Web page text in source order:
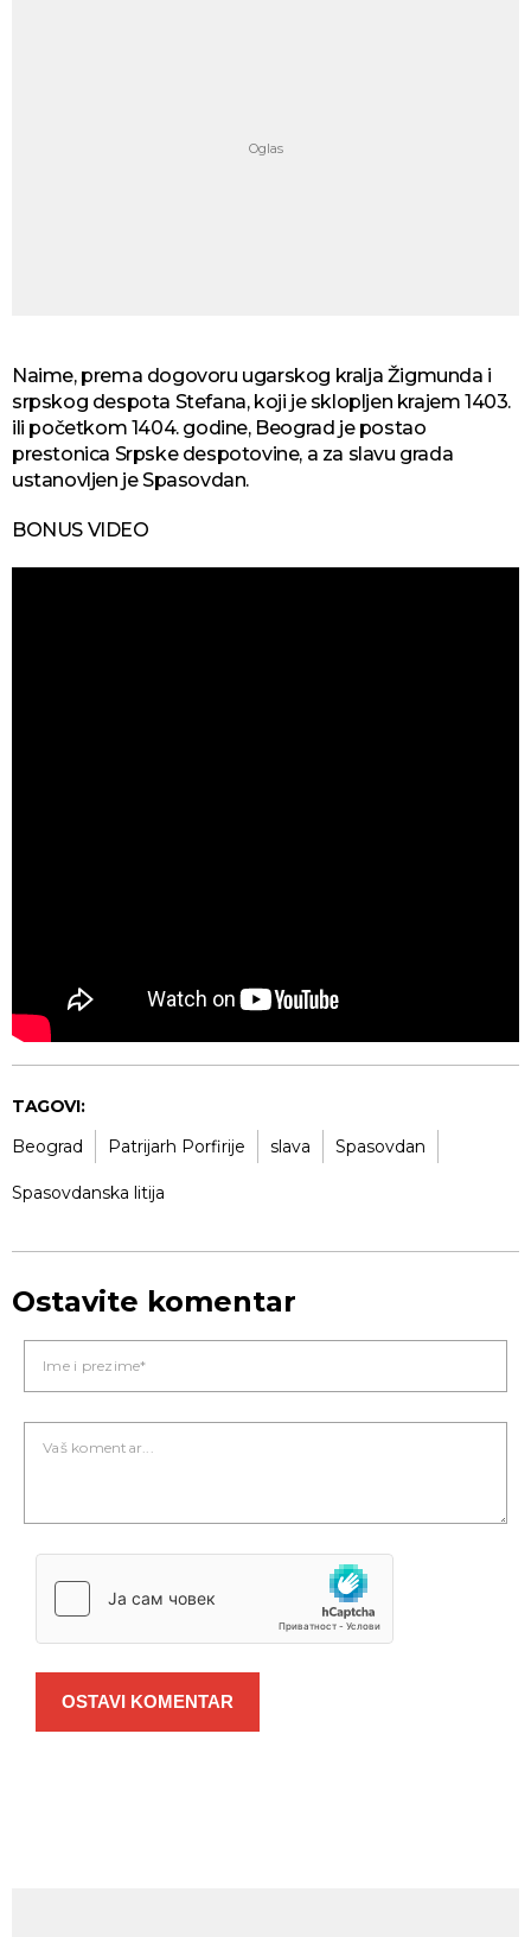
Naime, prema dogovoru ugarskog kralja Žigmunda i
srpskog despota Stefana, koji je sklopljen krajem 1403.
ili početkom 1404. godine, Beograd je postao
prestonica Srpske despotovine, a za slavu grada
ustanovljen je Spasovdan.
BONUS VIDEO
TAGOVI:
Beograd
Patrijarh Porfirije slava Spasovdan
Spasovdanska litija
Ostavite komentar
OSTAVI KOMENTAR